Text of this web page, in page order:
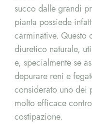
succo dalle grandi
pianta possiede
carminative. Questo
diuretico naturale,
e, specialmente se
depurare reni e
considerato uno dei
molto efficace
costipazione.